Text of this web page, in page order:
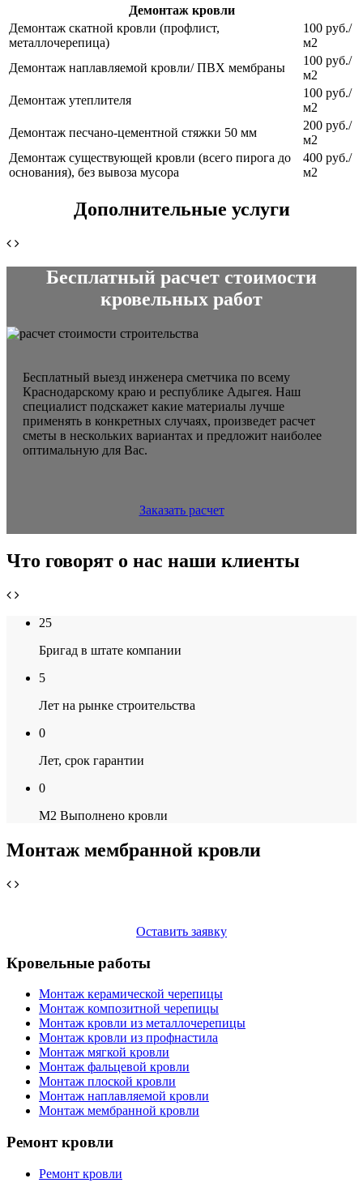
Демонтаж кровли
Демонтаж скатной кровли (профлист,
металлочерепица)
100 руб./
м2
Демонтаж наплавляемой кровли/ ПВХ мембраны
100 руб./
м2
Демонтаж утеплителя
100 руб./
м2
Демонтаж песчано-цементной стяжки 50 мм
200 руб./
м2
Демонтаж существующей кровли (всего пирога до
основания), без вывоза мусора
400 руб./
м2
Дополнительные услуги
Бесплатный расчет стоимости
кровельных работ
Бесплатный выезд инженера сметчика по всему
Краснодарскому краю и республике Адыгея. Наш
специалист подскажет какие материалы лучше
применять в конкретных случаях, произведет расчет
сметы в нескольких вариантах и предложит наиболее
оптимальную для Вас.
Заказать расчет
Что говорят о нас наши клиенты
25
Бригад в штате компании
5
Лет на рынке строительства
0
Лет, срок гарантии
0
М2 Выполнено кровли
Монтаж мембранной кровли
Оставить заявку
Кровельные работы
Монтаж керамической черепицы
Монтаж композитной черепицы
Монтаж кровли из металлочерепицы
Монтаж кровли из профнастила
Монтаж мягкой кровли
Монтаж фальцевой кровли
Монтаж плоской кровли
Монтаж наплавляемой кровли
Монтаж мембранной кровли
Ремонт кровли
Ремонт кровли